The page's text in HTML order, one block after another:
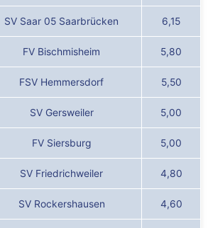
SV Saar 05 Saarbrücken 6,15
FV Bischmisheim 5,80
FSV Hemmersdorf 5,50
SV Gersweiler 5,00
FV Siersburg 5,00
SV Friedrichweiler 4,80
SV Rockershausen 4,60